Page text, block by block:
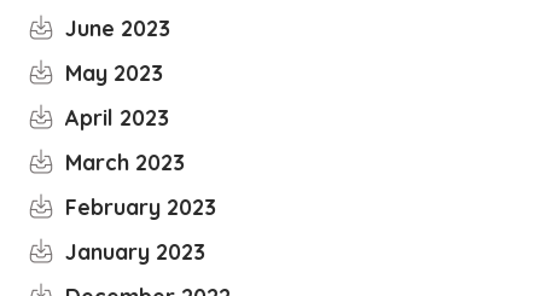
June 2023
May 2023
April 2023
March 2023
February 2023
January 2023